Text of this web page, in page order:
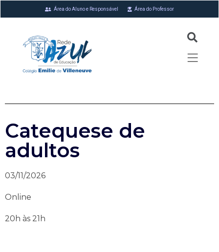
Área do Aluno e Responsável Área do Professor
Catequese de
adultos
03/11/2026
Online
20h às 21h